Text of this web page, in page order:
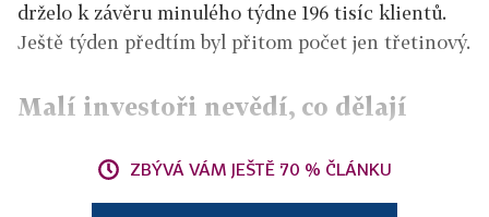
drželo k závěru minulého týdne 196 tisíc klientů.
Ještě týden předtím byl přitom počet jen třetinový.
Malí investoři nevědí, co dělají
ZBÝVÁ VÁM JEŠTĚ 70 % ČLÁNKU